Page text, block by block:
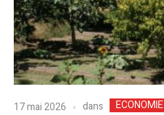
17 mai 2026 dans ECONOMIE